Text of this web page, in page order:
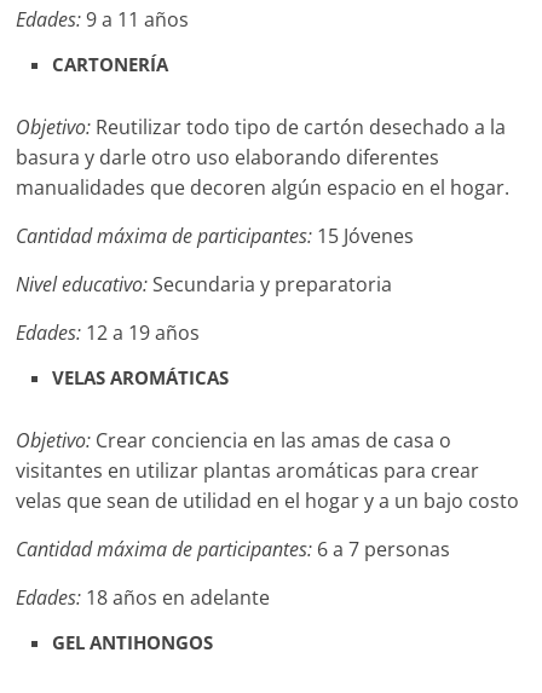
Edades:9 a 11 años
CARTONERÍA
Objetivo: Reutilizar todo tipo de cartón desechado a la
basura y darle otro uso elaborando diferentes
manualidades que decoren algún espacio en el hogar.
Cantidad máxima de participantes: 15 Jóvenes
Nivel educativo:Secundaria y preparatoria
Edades: 12 a 19 años
VELAS AROMÁTICAS
Objetivo: Crear conciencia en las amas de casa o
visitantes en utilizar plantas aromáticas para crear
velas que sean de utilidad en el hogar y a un bajo costo
Cantidad máxima de participantes: 6 a 7 personas
Edades: 18 años en adelante
GEL ANTIHONGOS